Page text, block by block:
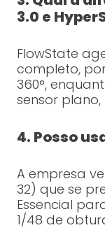
3.0 e
FlowState
completo,
360°,
sensor
4. Posso
A empresa
32) que se
Essencial
1/48 de